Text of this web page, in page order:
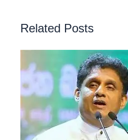
Related Posts